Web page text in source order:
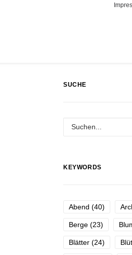
SUCHE
KEYWORDS
Abend (40)
Berge (23)
Blätter (24)